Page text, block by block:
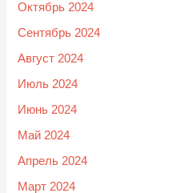
Октябрь 2024
Сентябрь 2024
Август 2024
Июль 2024
Июнь 2024
Май 2024
Апрель 2024
Март 2024